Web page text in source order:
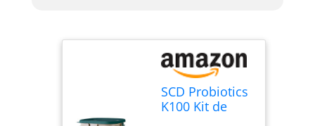
SCD Probiotics
K100 Kit de